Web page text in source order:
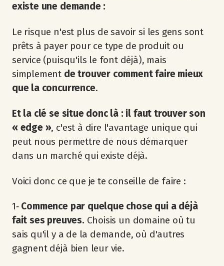
existe une demande :
Le risque n'est plus de savoir si les gens sont
prêts à payer pour ce type de produit ou
service (puisqu'ils le font déjà), mais
simplement de trouver comment faire mieux
que la concurrence.
Et la clé se situe donc là : il faut trouver son
« edge », c'est à dire l'avantage unique qui
peut nous permettre de nous démarquer
dans un marché qui existe déjà.
Voici donc ce que je te conseille de faire :
1‐ Commence par quelque chose qui a déjà
fait ses preuves. Choisis un domaine où tu
sais qu'il y a de la demande, où d'autres
gagnent déjà bien leur vie.